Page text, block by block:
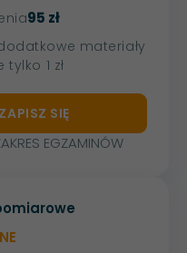
95 zł
materiały
1 zł
ZAPISZ SIĘ
EGZAMINÓW